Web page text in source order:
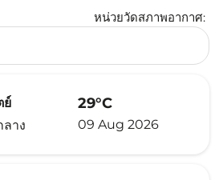
หน่วยวัดสภาพอากาศ:
เซียส Selected
ย์
าง
29°C
09 Aug 2026